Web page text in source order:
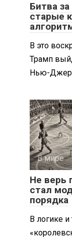
Битва
старые
В это
Трамп
Нью-
В мире
Не верь
стал
порядка
В логике и